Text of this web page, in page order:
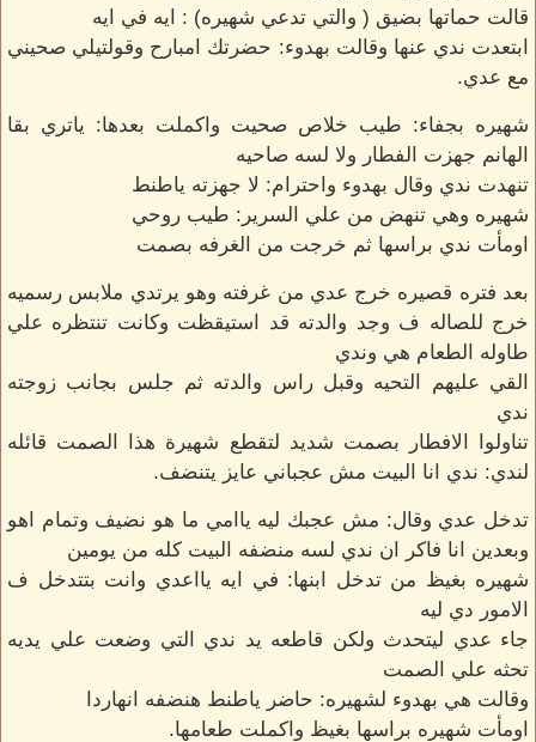
قالت حماتها بضيق ( والتي تدعي شهيره) : ايه في ايه
ابتعدت ندي عنها وقالت بهدوء: حضرتك امبارح وقولتيلي صحيني
مع عدي.
شهيره بجفاء: طيب خلاص صحيت واكملت بعدها: ياتري بقا
الهانم جهزت الفطار ولا لسه صاحيه
تنهدت ندي وقال بهدوء واحترام: لا جهزته ياطنط
شهيره وهي تنهض من علي السرير: طيب روحي
اومأت ندي براسها ثم خرجت من الغرفه بصمت
بعد فتره قصيره خرج عدي من غرفته وهو يرتدي ملابس رسميه
خرج للصاله ف وجد والدته قد استيقظت وكانت تنتظره علي
طاوله الطعام هي وندي
القي عليهم التحيه وقبل راس والدته ثم جلس بجانب زوجته
ندي
تناولوا الافطار بصمت شديد لتقطع شهيرة هذا الصمت قائله
لندي: ندي انا البيت مش عجباني عايز يتنضف.
تدخل عدي وقال: مش عجبك ليه ياامي ما هو نضيف وتمام اهو
وبعدين انا فاكر ان ندي لسه منضفه البيت كله من يومين
شهيره بغيظ من تدخل ابنها: في ايه يااعدي وانت بتتدخل ف
الامور دي ليه
جاء عدي ليتحدث ولكن قاطعه يد ندي التي وضعت علي يديه
تحثه علي الصمت
وقالت هي بهدوء لشهيره: حاضر ياطنط هنضفه انهاردا
اومأت شهيره براسها بغيظ واكملت طعامها.